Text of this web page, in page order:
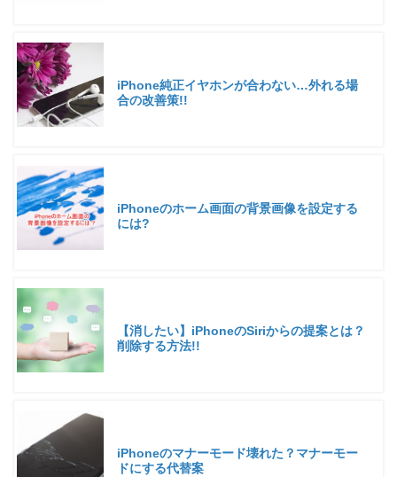
iPhone純正イヤホンが合わない…外れる場
合の改善策!!
iPhoneのホーム画面の背景画像を設定する
には?
【消したい】iPhoneのSiriからの提案とは？
削除する方法!!
iPhoneのマナーモード壊れた？マナーモー
ドにする代替案